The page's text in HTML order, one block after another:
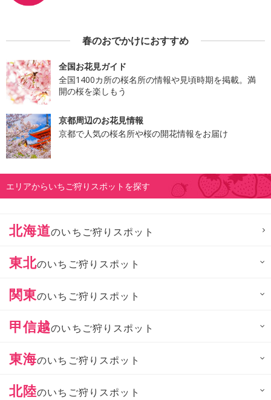
春のおでかけにおすすめ
全国お花見ガイド
全国1400カ所の桜名所の情報や見頃時期を掲載。満
開の桜を楽しもう
京都周辺のお花見情報
京都で人気の桜名所や桜の開花情報をお届け
エリアからいちご狩りスポットを探す
北海道のいちご狩りスポット
東北のいちご狩りスポット
関東のいちご狩りスポット
甲信越のいちご狩りスポット
東海のいちご狩りスポット
北陸のいちご狩りスポット